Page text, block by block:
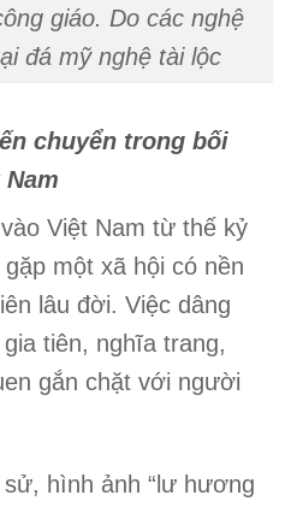
giáo. Do các nghệ
đá mỹ nghệ tài lộc
chuyển trong bối
Việt Nam từ thế kỷ
một xã hội có nền
lâu đời. Việc dâng
tiên, nghĩa trang,
gắn chặt với người
hình ảnh “lư hương